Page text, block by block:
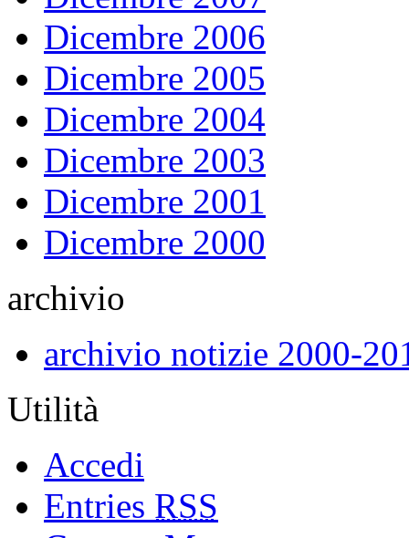
Dicembre 2006
Dicembre 2005
Dicembre 2004
Dicembre 2003
Dicembre 2001
Dicembre 2000
archivio
archivio notizie 2000-
Utilità
Accedi
Entries RSS